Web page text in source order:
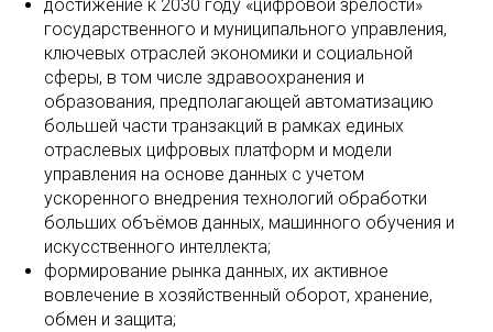
достижение к 2030 году «цифровой зрелости»
государственного и муниципального управления,
ключевых отраслей экономики и социальной
сферы, в том числе здравоохранения и
образования, предполагающей автоматизацию
большей части транзакций в рамках единых
отраслевых цифровых платформ и модели
управления на основе данных с учетом
ускоренного внедрения технологий обработки
больших объёмов данных, машинного обучения и
искусственного интеллекта;
формирование рынка данных, их активное
вовлечение в хозяйственный оборот, хранение,
обмен и защита;